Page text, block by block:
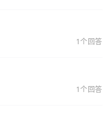
1个回答
1个回答